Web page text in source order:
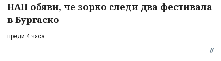
НАП обяви, че зорко следи два фестивала
в Бургаско
преди 4 часа